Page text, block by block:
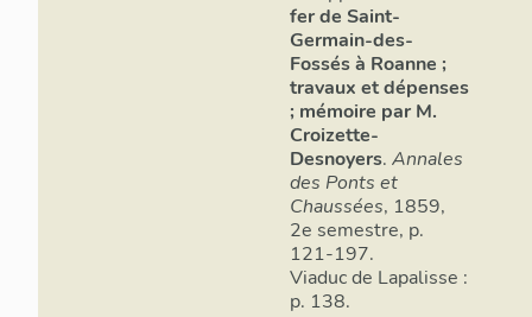
fer de Saint-
Germain-des-
Fossés à Roanne ;
travaux et dépenses
; mémoire par M.
Croizette-
Desnoyers. Annales
des Ponts et
Chaussées, 1859,
2e semestre, p.
121-197.
Viaduc de Lapalisse :
p. 138.